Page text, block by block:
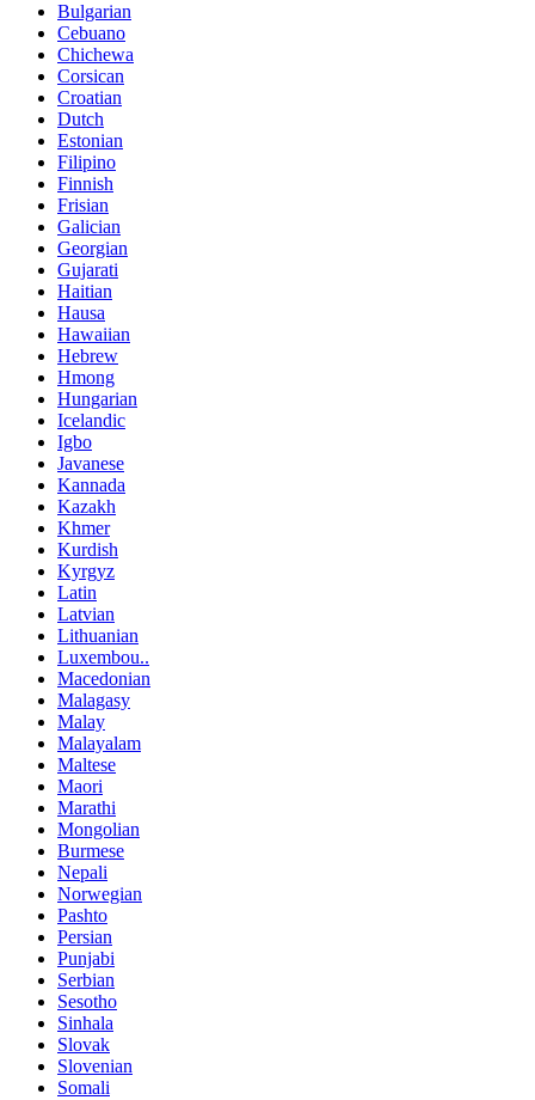
Bulgarian
Cebuano
Chichewa
Corsican
Croatian
Dutch
Estonian
Filipino
Finnish
Frisian
Galician
Georgian
Gujarati
Haitian
Hausa
Hawaiian
Hebrew
Hmong
Hungarian
Icelandic
Igbo
Javanese
Kannada
Kazakh
Khmer
Kurdish
Kyrgyz
Latin
Latvian
Lithuanian
Luxembou..
Macedonian
Malagasy
Malay
Malayalam
Maltese
Maori
Marathi
Mongolian
Burmese
Nepali
Norwegian
Pashto
Persian
Punjabi
Serbian
Sesotho
Sinhala
Slovak
Slovenian
Somali